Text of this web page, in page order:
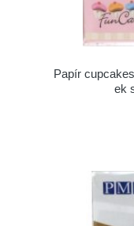
Papír
ek